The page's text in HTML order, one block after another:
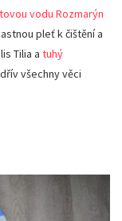
vodu Rozmarýn
pleť k čištění a
Tilia a tuhý
všechny věci